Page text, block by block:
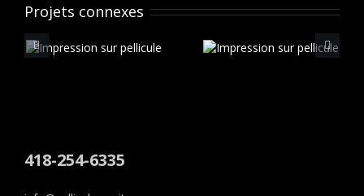
Projets connexes
418-254-6335